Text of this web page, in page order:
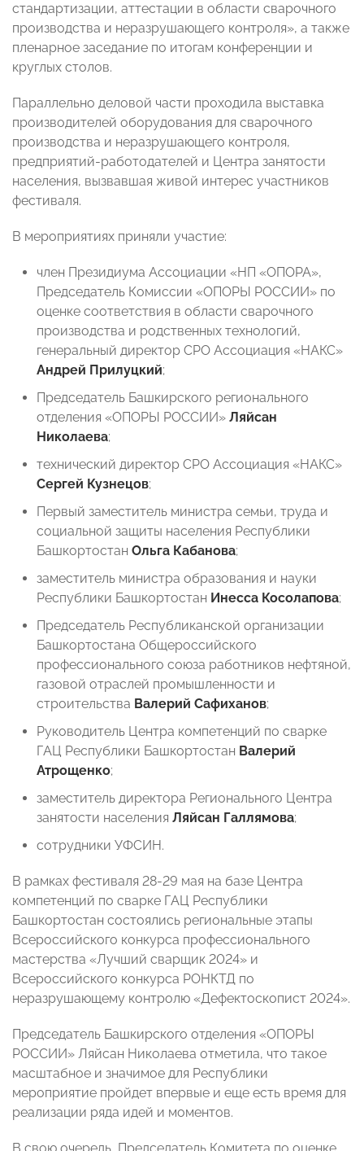
стандартизации, аттестации в области сварочного
производства и неразрушающего контроля», а также
пленарное заседание по итогам конференции и
круглых столов.
Параллельно деловой части проходила выставка
производителей оборудования для сварочного
производства и неразрушающего контроля,
предприятий-работодателей и Центра занятости
населения, вызвавшая живой интерес участников
фестиваля.
В мероприятиях приняли участие:
член Президиума Ассоциации «НП «ОПОРА»,
Председатель Комиссии «ОПОРЫ РОССИИ» по
оценке соответствия в области сварочного
производства и родственных технологий,
генеральный директор СРО Ассоциация «НАКС»
Андрей Прилуцкий;
Председатель Башкирского регионального
отделения «ОПОРЫ РОССИИ» Ляйсан
Николаева;
технический директор СРО Ассоциация «НАКС»
Сергей Кузнецов;
Первый заместитель министра семьи, труда и
социальной защиты населения Республики
Башкортостан Ольга Кабанова;
заместитель министра образования и науки
Республики Башкортостан Инесса Косолапова;
Председатель Республиканской организации
Башкортостана Общероссийского
профессионального союза работников нефтяной,
газовой отраслей промышленности и
строительства Валерий Сафиханов;
Руководитель Центра компетенций по сварке
ГАЦ Республики Башкортостан Валерий
Атрощенко;
заместитель директора Регионального Центра
занятости населения Ляйсан Галлямова;
сотрудники УФСИН.
В рамках фестиваля 28-29 мая на базе Центра
компетенций по сварке ГАЦ Республики
Башкортостан состоялись региональные этапы
Всероссийского конкурса профессионального
мастерства «Лучший сварщик 2024» и
Всероссийского конкурса РОНКТД по
неразрушающему контролю «Дефектоскопист 2024».
Председатель Башкирского отделения «ОПОРЫ
РОССИИ» Ляйсан Николаева отметила, что такое
масштабное и значимое для Республики
мероприятие пройдет впервые и еще есть время для
реализации ряда идей и моментов.